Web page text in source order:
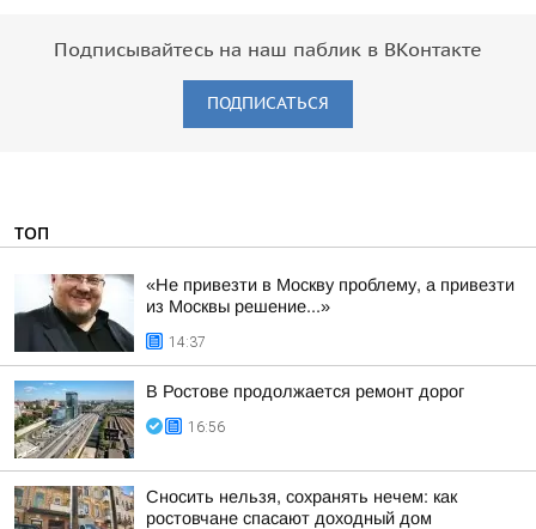
Подписывайтесь на наш паблик в ВКонтакте
ПОДПИСАТЬСЯ
ТОП
«Не привезти в Москву проблему, а привезти
из Москвы решение...»
14:37
В Ростове продолжается ремонт дорог
16:56
Сносить нельзя, сохранять нечем: как
ростовчане спасают доходный дом